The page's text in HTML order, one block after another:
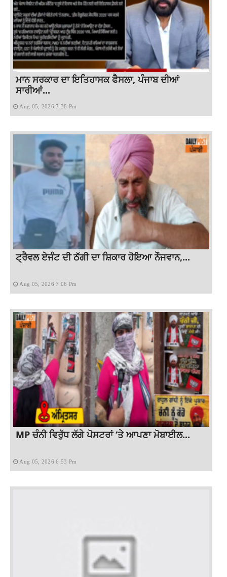
ਮਾਨ ਸਰਕਾਰ ਦਾ ਇਤਿਹਾਸਕ ਫੈਸਲਾ, ਪੰਜਾਬ ਦੀਆਂ
ਸਾਰੀਆਂ...
Aug 05, 2026 7:38 Pm
ਟ੍ਰੈਵਲ ਏਜੰਟ ਦੀ ਠੱਗੀ ਦਾ ਸ਼ਿਕਾਰ ਹੋਇਆ ਨੌਜਵਾਨ,...
Aug 05, 2026 7:06 Pm
MP ਚੰਨੀ ਵਿਰੁੱਧ ਲੱਗੇ ਪੋਸਟਰਾਂ ‘ਤੇ ਆਪਣਾ ਮੋਬਾਈਲ...
Aug 05, 2026 6:53 Pm